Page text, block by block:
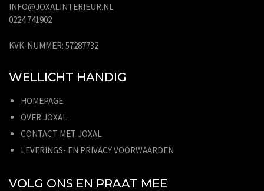
INFO@JOXALINTERIEUR.NL
0224 741902
KVK-NUMMER: 57287732
WELLICHT HANDIG
HOMEPAGE
OVER JOXAL
CONTACT MET JOXAL
LEVERINGS- EN PRIVACY VOORWAARDEN
VOLG ONS EN PRAAT MEE